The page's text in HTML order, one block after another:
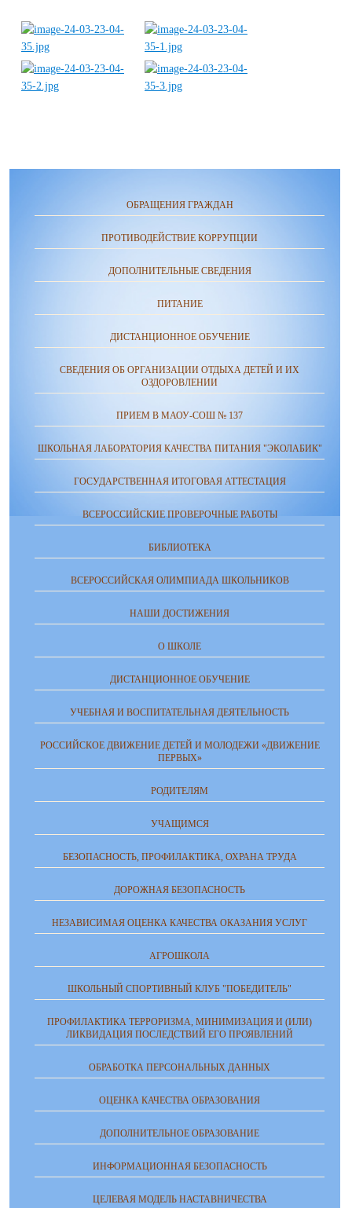
ОБРАЩЕНИЯ ГРАЖДАН
ПРОТИВОДЕЙСТВИЕ КОРРУПЦИИ
ДОПОЛНИТЕЛЬНЫЕ СВЕДЕНИЯ
ПИТАНИЕ
ДИСТАНЦИОННОЕ ОБУЧЕНИЕ
СВЕДЕНИЯ ОБ ОРГАНИЗАЦИИ ОТДЫХА ДЕТЕЙ И ИХ
ОЗДОРОВЛЕНИИ
ПРИЕМ В МАОУ-СОШ № 137
ШКОЛЬНАЯ ЛАБОРАТОРИЯ КАЧЕСТВА ПИТАНИЯ "ЭКОЛАБИК"
ГОСУДАРСТВЕННАЯ ИТОГОВАЯ АТТЕСТАЦИЯ
ВСЕРОССИЙСКИЕ ПРОВЕРОЧНЫЕ РАБОТЫ
БИБЛИОТЕКА
ВСЕРОССИЙСКАЯ ОЛИМПИАДА ШКОЛЬНИКОВ
НАШИ ДОСТИЖЕНИЯ
О ШКОЛЕ
ДИСТАНЦИОННОЕ ОБУЧЕНИЕ
УЧЕБНАЯ И ВОСПИТАТЕЛЬНАЯ ДЕЯТЕЛЬНОСТЬ
РОССИЙСКОЕ ДВИЖЕНИЕ ДЕТЕЙ И МОЛОДЕЖИ «ДВИЖЕНИЕ
ПЕРВЫХ»
РОДИТЕЛЯМ
УЧАЩИМСЯ
БЕЗОПАСНОСТЬ, ПРОФИЛАКТИКА, ОХРАНА ТРУДА
ДОРОЖНАЯ БЕЗОПАСНОСТЬ
НЕЗАВИСИМАЯ ОЦЕНКА КАЧЕСТВА ОКАЗАНИЯ УСЛУГ
АГРОШКОЛА
ШКОЛЬНЫЙ СПОРТИВНЫЙ КЛУБ "ПОБЕДИТЕЛЬ"
ПРОФИЛАКТИКА ТЕРРОРИЗМА, МИНИМИЗАЦИЯ И (ИЛИ)
ЛИКВИДАЦИЯ ПОСЛЕДСТВИЙ ЕГО ПРОЯВЛЕНИЙ
ОБРАБОТКА ПЕРСОНАЛЬНЫХ ДАННЫХ
ОЦЕНКА КАЧЕСТВА ОБРАЗОВАНИЯ
ДОПОЛНИТЕЛЬНОЕ ОБРАЗОВАНИЕ
ИНФОРМАЦИОННАЯ БЕЗОПАСНОСТЬ
ЦЕЛЕВАЯ МОДЕЛЬ НАСТАВНИЧЕСТВА